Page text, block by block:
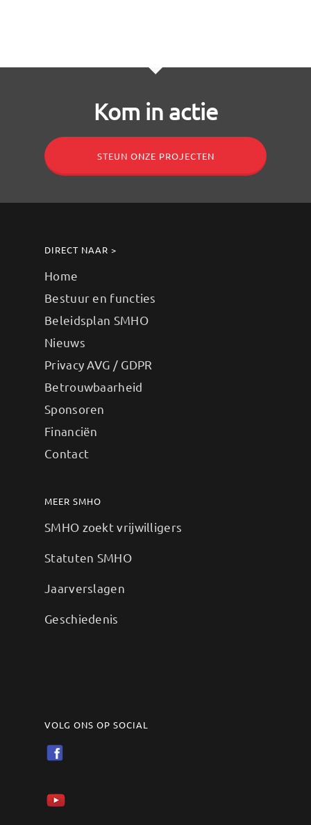
Kom in actie
STEUN ONZE PROJECTEN
DIRECT NAAR >
Home
Bestuur en functies
Beleidsplan SMHO
Nieuws
Privacy AVG / GDPR
Betrouwbaarheid
Sponsoren
Financiën
Contact
MEER SMHO
SMHO zoekt vrijwilligers
Statuten SMHO
Jaarverslagen
Geschiedenis
VOLG ONS OP SOCIAL